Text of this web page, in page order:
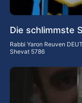
Die schlimmste
Rabbi Yaron Reuven
Shevat 5786